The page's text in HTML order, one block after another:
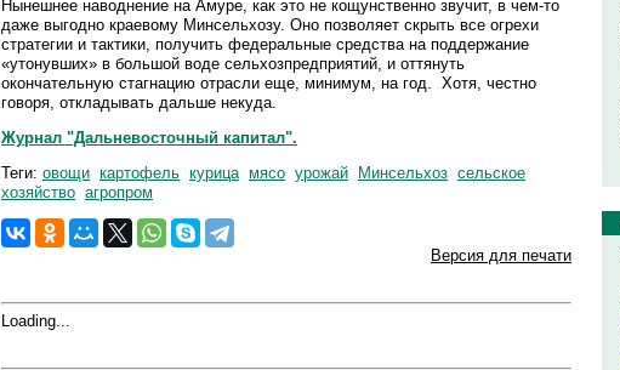
Нынешнее наводнение на Амуре, как это не кощунственно звучит, в чем-то
даже выгодно краевому Минсельхозу. Оно позволяет скрыть все огрехи
стратегии и тактики, получить федеральные средства на поддержание
«утонувших» в большой воде сельхозпредприятий, и оттянуть
окончательную стагнацию отрасли еще, минимум, на год. Хотя, честно
говоря, откладывать дальше некуда.
Журнал "Дальневосточный капитал".
Теги: овощи картофель курица мясо урожай Минсельхоз сельское
хозяйство агропром
Версия для печати
Loading...